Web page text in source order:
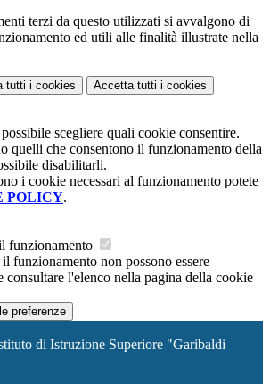
terzi da questo utilizzati si avvalgono di
ed utili alle finalità illustrate nella
tutti i cookies Accetta tutti i cookies
scegliere quali cookie consentire.
quelli che consentono il funzionamento della
disabilitarli.
i cookie necessari al funzionamento potete
POLICY.
funzionamento
funzionamento non possono essere
consultare l'elenco nella pagina della cookie
preferenze
di Istruzione Superiore "Garibaldi